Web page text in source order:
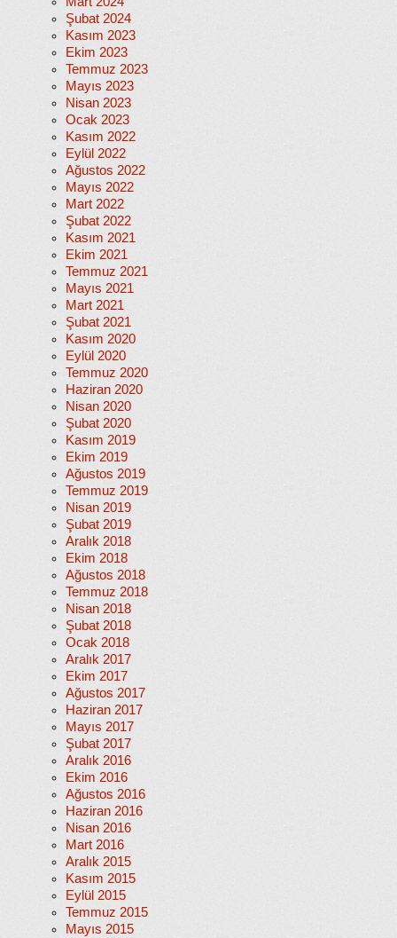
Şubat 2024
Kasım 2023
Ekim 2023
Temmuz 2023
Mayıs 2023
Nisan 2023
Ocak 2023
Kasım 2022
Eylül 2022
Ağustos 2022
Mayıs 2022
Mart 2022
Şubat 2022
Kasım 2021
Ekim 2021
Temmuz 2021
Mayıs 2021
Mart 2021
Şubat 2021
Kasım 2020
Eylül 2020
Temmuz 2020
Haziran 2020
Nisan 2020
Şubat 2020
Kasım 2019
Ekim 2019
Ağustos 2019
Temmuz 2019
Nisan 2019
Şubat 2019
Aralık 2018
Ekim 2018
Ağustos 2018
Temmuz 2018
Nisan 2018
Şubat 2018
Ocak 2018
Aralık 2017
Ekim 2017
Ağustos 2017
Haziran 2017
Mayıs 2017
Şubat 2017
Aralık 2016
Ekim 2016
Ağustos 2016
Haziran 2016
Nisan 2016
Mart 2016
Aralık 2015
Kasım 2015
Eylül 2015
Temmuz 2015
Mayıs 2015